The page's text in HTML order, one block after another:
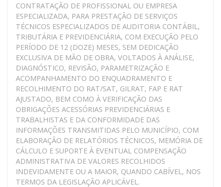
CONTRATAÇÃO DE PROFISSIONAL OU EMPRESA
ESPECIALIZADA, PARA PRESTAÇÃO DE SERVIÇOS
TÉCNICOS ESPECIALIZADOS DE AUDITORIA CONTÁBIL,
TRIBUTÁRIA E PREVIDENCIÁRIA, COM EXECUÇÃO PELO
PERÍODO DE 12 (DOZE) MESES, SEM DEDICAÇÃO
EXCLUSIVA DE MÃO DE OBRA, VOLTADOS À ANÁLISE,
DIAGNÓSTICO, REVISÃO, PARAMETRIZAÇÃO E
ACOMPANHAMENTO DO ENQUADRAMENTO E
RECOLHIMENTO DO RAT/SAT, GILRAT, FAP E RAT
AJUSTADO, BEM COMO À VERIFICAÇÃO DAS
OBRIGAÇÕES ACESSÓRIAS PREVIDENCIÁRIAS E
TRABALHISTAS E DA CONFORMIDADE DAS
INFORMAÇÕES TRANSMITIDAS PELO MUNICÍPIO, COM
ELABORAÇÃO DE RELATÓRIOS TÉCNICOS, MEMÓRIA DE
CÁLCULO E SUPORTE À EVENTUAL COMPENSAÇÃO
ADMINISTRATIVA DE VALORES RECOLHIDOS
INDEVIDAMENTE OU A MAIOR, QUANDO CABÍVEL, NOS
TERMOS DA LEGISLAÇÃO APLICÁVEL.